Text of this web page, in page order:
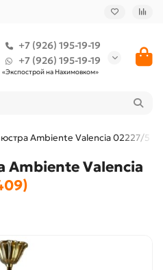
+7 (926) 195-19-19
+7 (926) 195-19-19
«Экспострой на Нахимовком»
Ambiente Valencia 02227/5
Ambiente Valencia